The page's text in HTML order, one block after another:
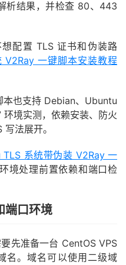
析结果，并检查 80、443
配置 TLS 证书和伪装路
V2Ray 一键脚本安装教程
也支持 Debian、Ubuntu
境实测，依赖安装、防火
法展开。
TLS 系统带伪装 V2Ray 一
境处理前置依赖和端口检
端口环境
先准备一台 CentOS VPS
名。域名可以使用二级域